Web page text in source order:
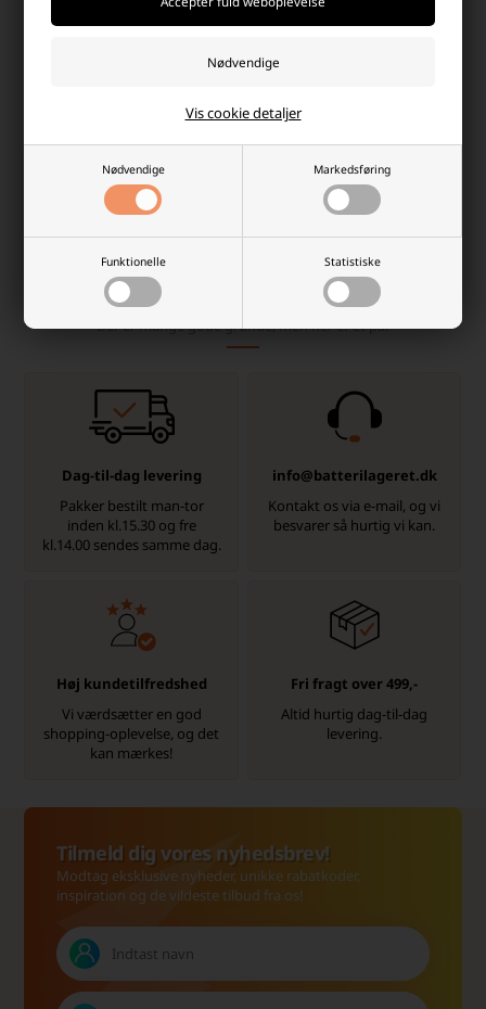
Nødvendige Markedsføring
Funktionelle Statistiske
Vis cookie detaljer
Batterier, 32 stk. Pakning
79,00 DKK
Afsendesi dag
+
Batterier 1,5 V, 32 stk
79,00 DKK
Afsendesi dag
+
Hvorfor handle hos batterilageret?
Der er mange gode grunde, men her er et par
Dag-til-dag levering
Pakker bestilt man-tor
inden kl.15.30 og fre
kl.14.00 sendes samme dag.
info@batterilageret.dk
Kontakt os via e-mail, og vi
besvarer så hurtig vi kan.
Høj kundetilfredshed
Vi værdsætter en god
shopping-oplevelse, og det
kan mærkes!
Fri fragt over 499,-
Altid hurtig dag-til-dag
levering.
Tilmeld dig vores nyhedsbrev!
Modtag eksklusive nyheder, unikke rabatkoder,
inspiration og de vildeste tilbud fra os!